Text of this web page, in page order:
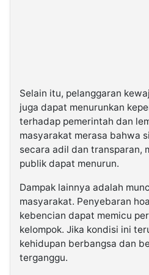
Selain itu, pelanggaran
juga dapat menurunkan
terhadap pemerintah dan
masyarakat merasa bahwa
secara adil dan transparan,
publik dapat menurun.
Dampak lainnya adalah
masyarakat. Penyebaran
kebencian dapat memicu
kelompok. Jika kondisi ini
kehidupan berbangsa dan
terganggu.